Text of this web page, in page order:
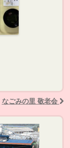
なごみの里 敬老会